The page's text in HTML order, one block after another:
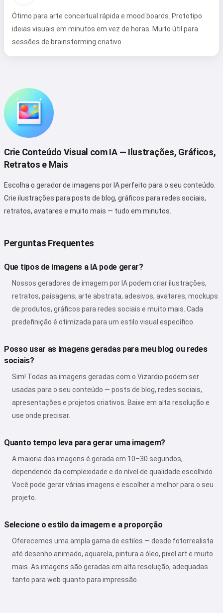
Ótimo para arte conceitual rápida e mood boards. Prototipo
ideias visuais em minutos em vez de horas. Muito útil para
sessões de brainstorming criativo.
Crie Conteúdo Visual com IA — Ilustrações, Gráficos,
Retratos e Mais
Escolha o gerador de imagens por IA perfeito para o seu conteúdo.
Crie ilustrações para posts de blog, gráficos para redes sociais,
retratos, avatares e muito mais — tudo em minutos.
Perguntas Frequentes
Que tipos de imagens a IA pode gerar?
Nossos geradores de imagem por IA podem criar ilustrações,
retratos, paisagens, arte abstrata, adesivos, avatares, mockups
de produtos, gráficos para redes sociais e muito mais. Cada
predefinição é otimizada para um estilo visual específico.
Posso usar as imagens geradas para meu blog ou redes
sociais?
Sim! Todas as imagens geradas com o Vizardio podem ser
usadas para o seu conteúdo — posts de blog, redes sociais,
apresentações e projetos criativos. Baixe em alta resolução e
use onde precisar.
Quanto tempo leva para gerar uma imagem?
A maioria das imagens é gerada em 10–30 segundos,
dependendo da complexidade e do nível de qualidade escolhido.
Você pode gerar várias imagens e escolher a melhor para o seu
projeto.
Selecione o estilo da imagem e a proporção
Oferecemos uma ampla gama de estilos — desde fotorrealista
até desenho animado, aquarela, pintura a óleo, pixel art e muito
mais. As imagens são geradas em alta resolução, adequadas
tanto para web quanto para impressão.